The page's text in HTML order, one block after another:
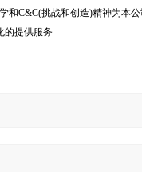
C&C(挑战和创造)精神为本
的提供服务